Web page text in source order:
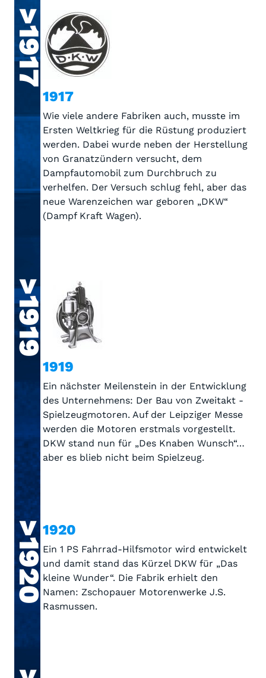
>1917
1917
Wie viele andere Fabriken auch, musste im
Ersten Weltkrieg für die Rüstung produziert
werden. Dabei wurde neben der Herstellung
von Granatzündern versucht, dem
Dampfautomobil zum Durchbruch zu
verhelfen. Der Versuch schlug fehl, aber das
neue Warenzeichen war geboren „DKW“
(Dampf Kraft Wagen).
>1919
1919
Ein nächster Meilenstein in der Entwicklung
des Unternehmens: Der Bau von Zweitakt -
Spielzeugmotoren. Auf der Leipziger Messe
werden die Motoren erstmals vorgestellt.
DKW stand nun für „Des Knaben Wunsch“…
aber es blieb nicht beim Spielzeug.
>19201920
Ein 1 PS Fahrrad-Hilfsmotor wird entwickelt
und damit stand das Kürzel DKW für „Das
kleine Wunder“. Die Fabrik erhielt den
Namen: Zschopauer Motorenwerke J.S.
Rasmussen.